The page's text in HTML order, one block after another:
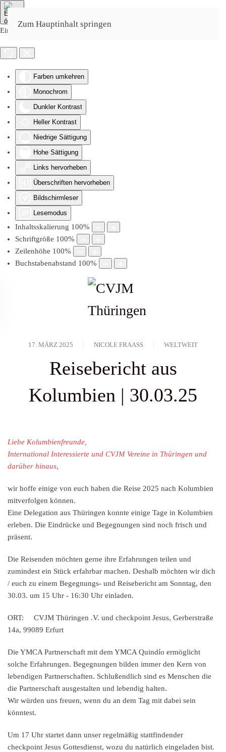
Eingabehilfen öffnen
Farben umkehren
Monochrom
Dunkler Kontrast
Heller Kontrast
Niedrige Sättigung
Hohe Sättigung
Links hervorheben
Überschriften hervorheben
Bildschirmleser
Lesemodus
Inhaltsskalierung 100%
Schriftgröße 100%
Zeilenhöhe 100%
Buchstabenabstand 100%
Zum Hauptinhalt springen
17. MÄRZ 2025 NICOLE FRAASS WELTWEIT
Reisebericht aus
Kolumbien | 30.03.25
Liebe Kolumbienfreunde,
International Interessierte und CVJM Vereine in Thüringen und
darüber hinaus,
wir hoffe einige von euch haben die Reise 2025 nach Kolumbien
mitverfolgen können.
Eine Delegation aus Thüringen konnte einige Tage in Kolumbien
erleben. Die Eindrücke und Begegnungen sind noch frisch und
präsent.
Die Reisenden möchten gerne ihre Erfahrungen teilen und
zumindest ein Stück erfahrbar machen. Deshalb möchten wir dich
/ euch zu einem Begegnungs- und Reisebericht am Sonntag, den
30.03. um 15 Uhr - 16:30 Uhr einladen.
ORT: CVJM Thüringen .V. und checkpoint Jesus, Gerberstraße
14a, 99089 Erfurt
Die YMCA Partnerschaft mit dem YMCA Quindío ermöglicht
solche Erfahrungen. Begegnungen bilden immer den Kern von
lebendigen Partnerschaften. Schlußendlich sind es Menschen die
die Partnerschaft ausgestalten und lebendig halten.
Wir würden uns freuen, wenn du an dem Tag mit dabei sein
könntest.
Um 17 Uhr startet dann unser regelmäßig stattfindender
checkpoint Jesus Gottesdienst, wozu du natürlich eingeladen bist.